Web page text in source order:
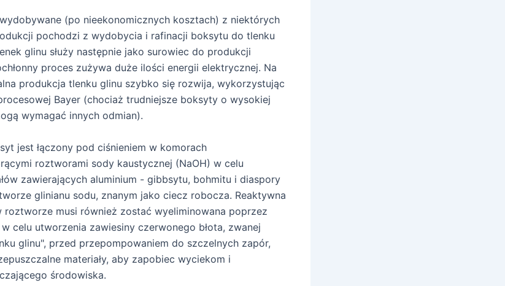
(po nieekonomicznych kosztach) z niektórych
pochodzi z wydobycia i rafinacji boksytu do tlenku
glinu służy następnie jako surowiec do produkcji
proces zużywa duże ilości energii elektrycznej. Na
produkcja tlenku glinu szybko się rozwija, wykorzystując
Bayer (chociaż trudniejsze boksyty o wysokiej
wymagać innych odmian).
jest łączony pod ciśnieniem w komorach
roztworami sody kaustycznej (NaOH) w celu
zawierających aluminium - gibbsytu, bohmitu i diaspory
glinianu sodu, znanym jako ciecz robocza. Reaktywna
roztworze musi również zostać wyeliminowana poprzez
celu utworzenia zawiesiny czerwonego błota, zwanej
glinu", przed przepompowaniem do szczelnych zapór,
materiały, aby zapobiec wyciekom i
środowiska.